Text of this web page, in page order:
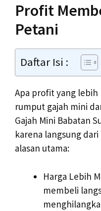
Profit
Petani
Daftar Isi :
Apa profit yang
rumput gajah mini
Gajah Mini Babatan
karena langsung
alasan utama:
Harga Lebih
membeli